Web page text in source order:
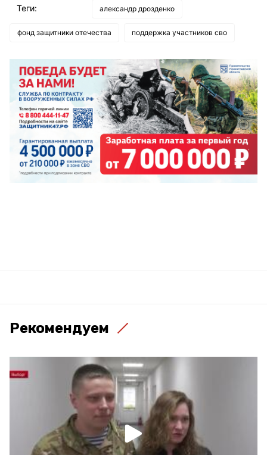
Теги: александр дрозденко
фонд защитники отечества поддержка участников сво
Рекомендуем